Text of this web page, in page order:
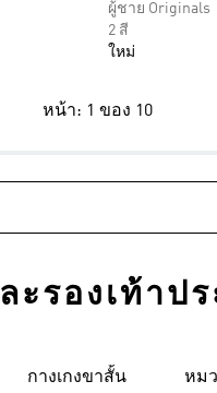
ผู้ชาย Originals
2 สี
ใหม่
หน้า: 1 ของ 10
ะรองเท้าปร
กางเกงขาสั้น หม